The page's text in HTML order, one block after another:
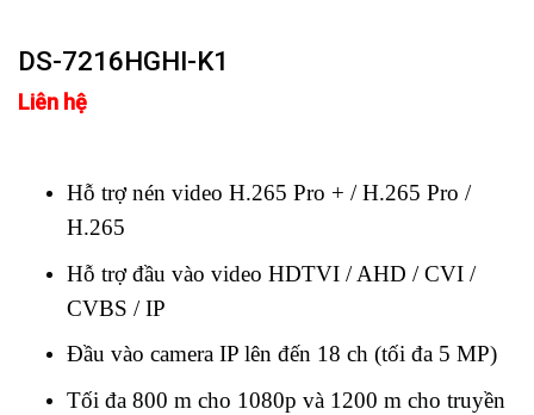
DS-7216HGHI-K1
Liên hệ
Hỗ trợ nén video H.265 Pro + / H.265 Pro /
H.265
Hỗ trợ đầu vào video HDTVI / AHD / CVI /
CVBS / IP
Đầu vào camera IP lên đến 18 ch (tối đa 5 MP)
Tối đa 800 m cho 1080p và 1200 m cho truyền